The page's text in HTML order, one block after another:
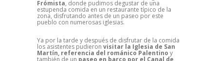
Frómista, donde pudimos degustar de una
estupenda comida en un restaurante típico de la
zona, disfrutando antes de un paseo por este
pueblo con numerosas iglesias.
Ya por la tarde y después de disfrutar de la comida
los asistentes pudieronvisitar la Iglesia de San
Martín, referencia del románico Palentino y
también de un paseo en barco por el Canal de